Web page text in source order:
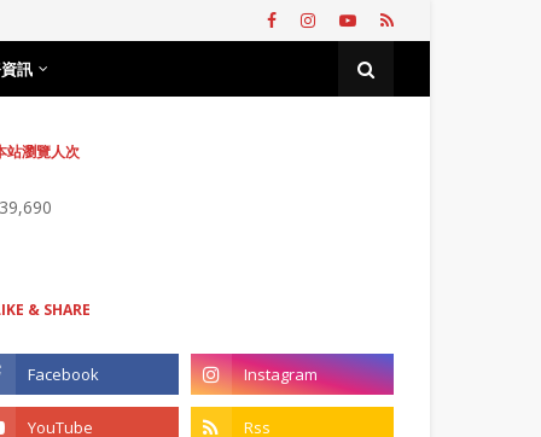
訊
站瀏覽人次
& SHARE